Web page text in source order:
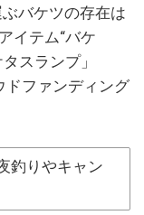
バケツの存在は
イテム“バケ
スランプ」
ファンディング
釣りやキャン